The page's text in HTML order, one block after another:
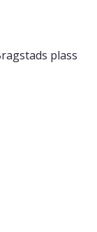
plass